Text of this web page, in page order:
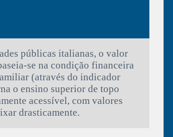
públicas italianas, o valor
se na condição financeira
(através do indicador
o ensino superior de topo
acessível, com valores
drasticamente.